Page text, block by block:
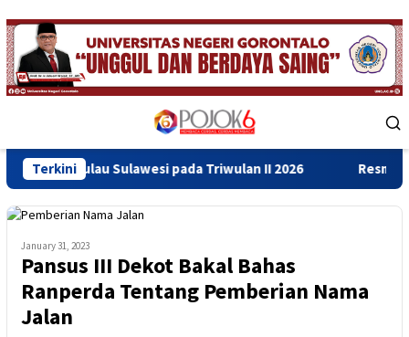
Skip
to
content
Menu
Terkini
Sulawesi pada Triwulan II 2026 Resmikan Gedung
January 31, 2023
Pansus III Dekot Bakal Bahas
Ranperda Tentang Pemberian Nama
Jalan